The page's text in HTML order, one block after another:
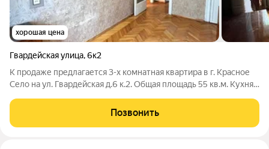
хорошая цена
Гвардейская улица,6к2
К продаже предлагается 3-х комнатная квартира в г. Красное
Село на ул. Гвардейская д.6 к.2. Общая площадь 55 кв.м. Кухня
изолированные спальни. Квартира расположена на 2-м этаже
четырехэтажного
Позвонить